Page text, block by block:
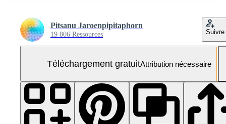
Pitsanu Jaroenpipitaphorn
19 806 Ressources Suivre
Téléchargement gratuitAttribution nécessaire